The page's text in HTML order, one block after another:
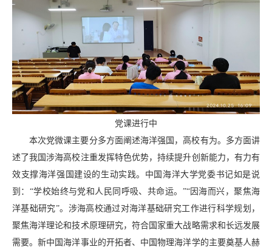
党课进行中
本次党微课主要分多方面阐述海洋强国，高校有为。多方面讲
述了我国涉海高校注重发挥特色优势，持续提升创新能力，有力有
效支撑海洋强国建设的生动实践。中国海洋大学党委书记如是说
到：“学校始终与党和人民同呼吸、共命运。”“因海而兴，聚焦海
洋基础研究”。涉海高校通过对海洋基础研究工作进行科学规划，
聚焦海洋理论和技术原理研究，符合国家重大战略需求和长远发展
需要。新中国海洋事业的开拓者、中国物理海洋学的主要奠基人赫